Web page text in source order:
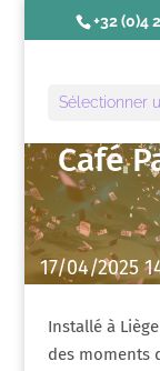
+32 (0)4
Sélectionner
Café
17/04/2025
Installé à
des moments